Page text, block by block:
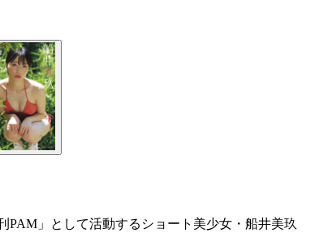
PAM」として活動するショート美少女・船井美玖